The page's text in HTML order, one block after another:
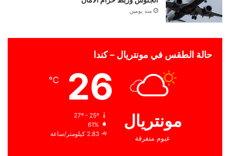
منذ يومين
حالة الطقس في مونتريال – كندا
مونتريال
غيوم متفرقة
26
℃
27º - 25º
61%
2.83 كيلومتر/ساعة